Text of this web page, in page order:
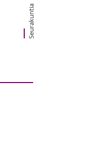
Seurakuntia